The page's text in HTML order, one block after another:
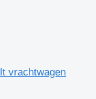
vrachtwagen